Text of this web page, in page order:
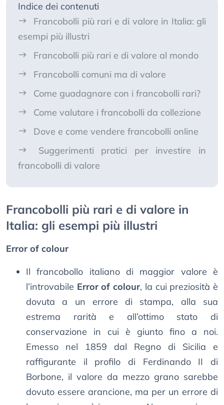
Indice dei contenuti
Francobolli più rari e di valore in Italia: gli
esempi più illustri
Francobolli più rari e di valore al mondo
Francobolli comuni ma di valore
Come guadagnare con i francobolli rari?
Come valutare i francobolli da collezione
Dove e come vendere francobolli online
Suggerimenti pratici per investire in
francobolli di valore
Francobolli più rari e di valore in
Italia: gli esempi più illustri
Error of colour
Il francobollo italiano di maggior valore è
l’introvabile Error of colour, la cui preziosità è
dovuta a un errore di stampa, alla sua
estrema rarità e all’ottimo stato di
conservazione in cui è giunto fino a noi.
Emesso nel 1859 dal Regno di Sicilia e
raffigurante il profilo di Ferdinando II di
Borbone, il valore da mezzo grano sarebbe
dovuto essere arancione, ma per un errore di